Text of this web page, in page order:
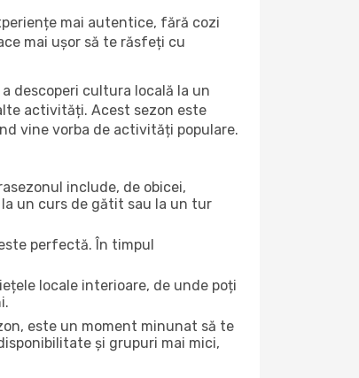
mai autentice, fără cozi
mai ușor să te răsfeți cu
descoperi cultura locală la un
activități. Acest sezon este
vine vorba de activități populare.
include, de obicei,
un curs de gătit sau la un tur
perfectă. În timpul
locale interioare, de unde poți
este un moment minunat să te
și grupuri mai mici,